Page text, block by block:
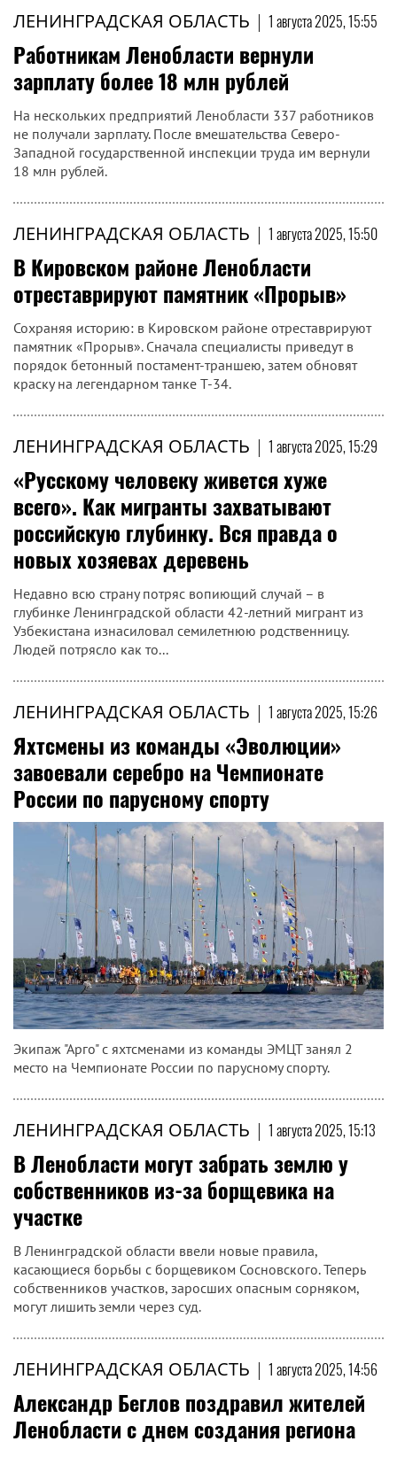
ЛЕНИНГРАДСКАЯ ОБЛАСТЬ | 1 августа 2025, 15:55
Работникам Ленобласти вернули
зарплату более 18 млн рублей
На нескольких предприятий Ленобласти 337 работников
не получали зарплату. После вмешательства Северо-
Западной государственной инспекции труда им вернули
18 млн рублей.
ЛЕНИНГРАДСКАЯ ОБЛАСТЬ | 1 августа 2025, 15:50
В Кировском районе Ленобласти
отреставрируют памятник «Прорыв»
Сохраняя историю: в Кировском районе отреставрируют
памятник «Прорыв». Сначала специалисты приведут в
порядок бетонный постамент-траншею, затем обновят
краску на легендарном танке Т-34.
ЛЕНИНГРАДСКАЯ ОБЛАСТЬ | 1 августа 2025, 15:29
«Русскому человеку живется хуже
всего». Как мигранты захватывают
российскую глубинку. Вся правда о
новых хозяевах деревень
Недавно всю страну потряс вопиющий случай – в
глубинке Ленинградской области 42-летний мигрант из
Узбекистана изнасиловал семилетнюю родственницу.
Людей потрясло как то...
ЛЕНИНГРАДСКАЯ ОБЛАСТЬ | 1 августа 2025, 15:26
Яхтсмены из команды «Эволюции»
завоевали серебро на Чемпионате
России по парусному спорту
Экипаж "Арго" с яхтсменами из команды ЭМЦТ занял 2
место на Чемпионате России по парусному спорту.
ЛЕНИНГРАДСКАЯ ОБЛАСТЬ | 1 августа 2025, 15:13
В Ленобласти могут забрать землю у
собственников из-за борщевика на
участке
В Ленинградской области ввели новые правила,
касающиеся борьбы с борщевиком Сосновского. Теперь
собственников участков, заросших опасным сорняком,
могут лишить земли через суд.
ЛЕНИНГРАДСКАЯ ОБЛАСТЬ | 1 августа 2025, 14:56
Александр Беглов поздравил жителей
Ленобласти с днем создания региона